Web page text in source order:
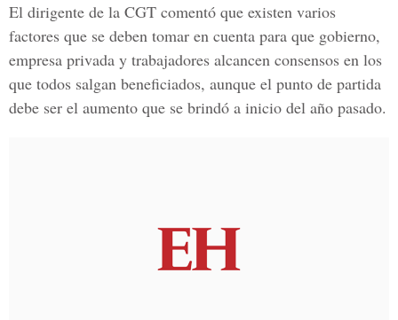
El dirigente de la CGT comentó que existen varios
factores que se deben tomar en cuenta para que gobierno,
empresa privada y trabajadores alcancen consensos en los
que todos salgan beneficiados, aunque el punto de partida
debe ser el aumento que se brindó a inicio del año pasado.